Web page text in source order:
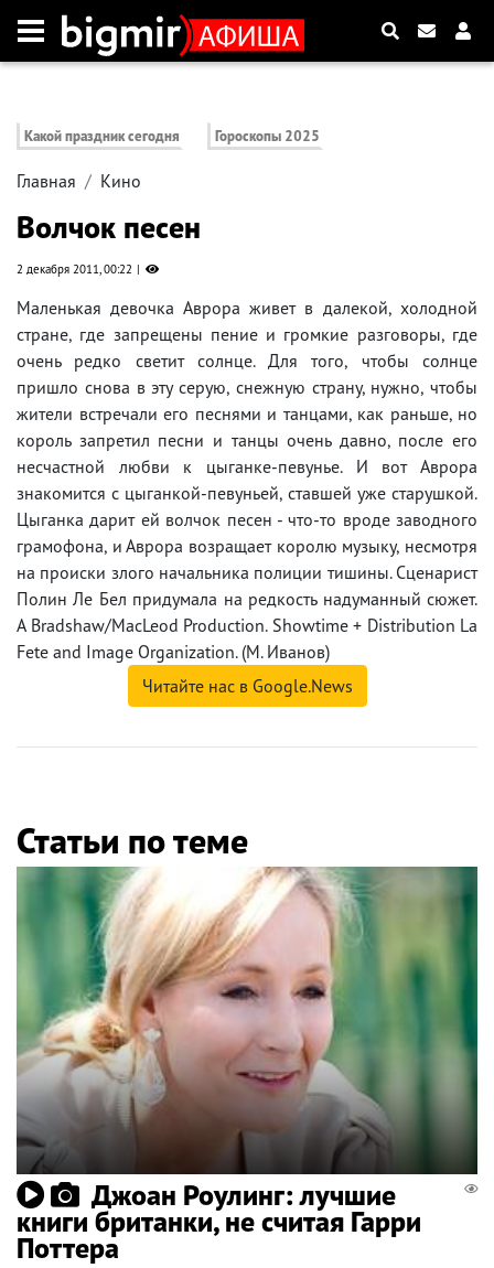
Какой праздник сегодня Гороскопы 2025
Главная Кино
Волчок песен
2 декабря 2011, 00:22
Маленькая девочка Аврора живет в далекой, холодной
стране, где запрещены пение и громкие разговоры, где
очень редко светит солнце. Для того, чтобы солнце
пришло снова в эту серую, снежную страну, нужно, чтобы
жители встречали его песнями и танцами, как раньше, но
король запретил песни и танцы очень давно, после его
несчастной любви к цыганке-певунье. И вот Аврора
знакомится с цыганкой-певуньей, ставшей уже старушкой.
Цыганка дарит ей волчок песен - что-то вроде заводного
грамофона, и Аврора возращает королю музыку, несмотря
на происки злого начальника полиции тишины. Сценарист
Полин Ле Бел придумала на редкость надуманный сюжет.
A Bradshaw/MacLeod Production. Showtime + Distribution La
Fete and Image Organization. (М. Иванов)
Читайте нас в Google.News
Статьи по теме
Джоан Роулинг: лучшие
книги британки, не считая Гарри
Поттера